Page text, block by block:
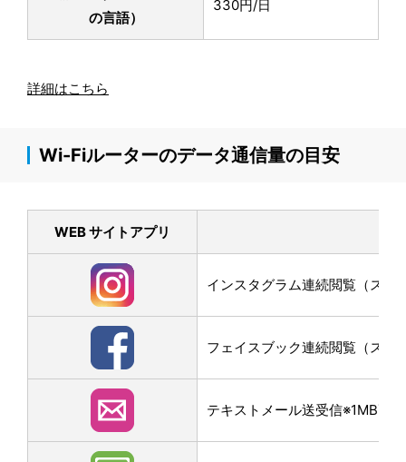
の言語）
330円/日
詳細はこちら
Wi-Fiルーターのデータ通信量の目安
WEB サイトアプリ
インスタグラム連続閲覧（スク
フェイスブック連続閲覧（スク
テキストメール送受信※1MB画